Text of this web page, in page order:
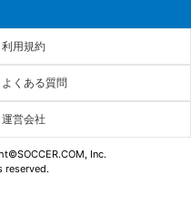
利用規約
よくある質問
運営会社
Inc.
reserved.